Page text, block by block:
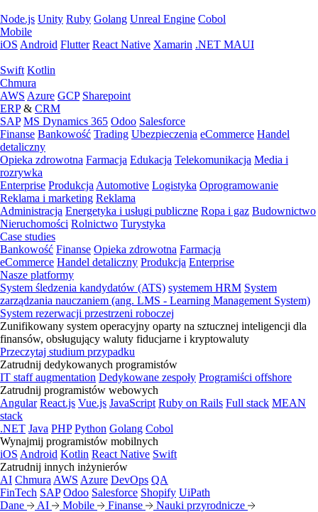
Node.js Unity Ruby Golang Unreal Engine Cobol
Mobile
iOS Android Flutter React Native Xamarin .NET MAUI
Swift Kotlin
Chmura
AWS Azure GCP Sharepoint
ERP& CRM
SAP MS Dynamics 365 Odoo Salesforce
Finanse Bankowość Trading Ubezpieczenia eCommerce Handel
detaliczny
Opieka zdrowotna Farmacja Edukacja Telekomunikacja Media i
rozrywka
Enterprise Produkcja Automotive Logistyka Oprogramowanie
Reklama i marketing Reklama
Administracja Energetyka i usługi publiczne Ropa i gaz Budownictwo
Nieruchomości Rolnictwo Turystyka
Case studies
Bankowość Finanse Opieka zdrowotna Farmacja
eCommerce Handel detaliczny Produkcja Enterprise
Nasze platformy
System śledzenia kandydatów (ATS) systemem HRM System
zarządzania nauczaniem (ang. LMS - Learning Management System)
System rezerwacji przestrzeni roboczej
Zunifikowany system operacyjny oparty na sztucznej inteligencji dla
finansów, obsługujący waluty fiducjarne i kryptowaluty
Przeczytaj studium przypadku
Zatrudnij dedykowanych programistów
IT staff augmentation Dedykowane zespoły Programiści offshore
Zatrudnij programistów webowych
Angular React.js Vue.js JavaScript Ruby on Rails Full stack MEAN
stack
.NET Java PHP Python Golang Cobol
Wynajmij programistów mobilnych
iOS Android Kotlin React Native Swift
Zatrudnij innych inżynierów
AI Chmura AWS Azure DevOps QA
FinTech SAP Odoo Salesforce Shopify UiPath
Dane
AI Mobile Finanse Nauki przyrodnicze